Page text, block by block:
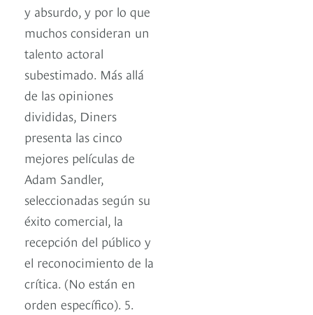
y absurdo, y por lo que
muchos consideran un
talento actoral
subestimado. Más allá
de las opiniones
divididas, Diners
presenta las cinco
mejores películas de
Adam Sandler,
seleccionadas según su
éxito comercial, la
recepción del público y
el reconocimiento de la
crítica. (No están en
orden específico). 5.